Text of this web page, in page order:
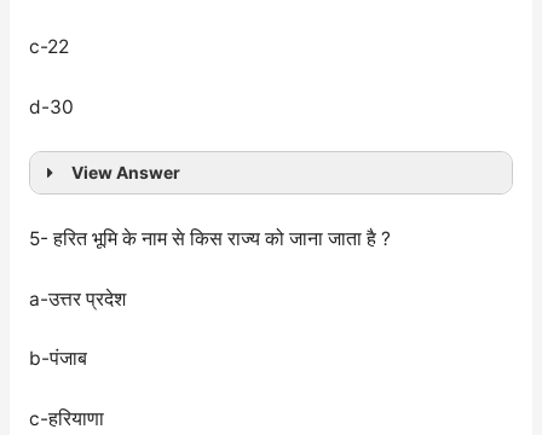
c-22
d-30
View Answer
5- हरित भूमि के नाम से किस राज्य को जाना जाता है ?
a-उत्तर प्रदेश
b-पंजाब
c-हरियाणा